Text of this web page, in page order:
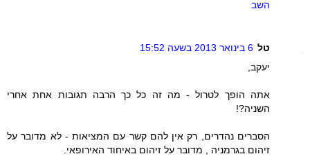
השב
טל 6 בינואר 2013 בשעה 15:52
יעקב,
אתה הופך לטרול - מה זה כל כך הרבה תגובות אחת אחרי
השניה?!
הסברים נהדרים, רק אין להם קשר עם המציאות - לא מדובר על
זיהום בגרמניה , מדובר על זיהום באיחוד האירופאי.